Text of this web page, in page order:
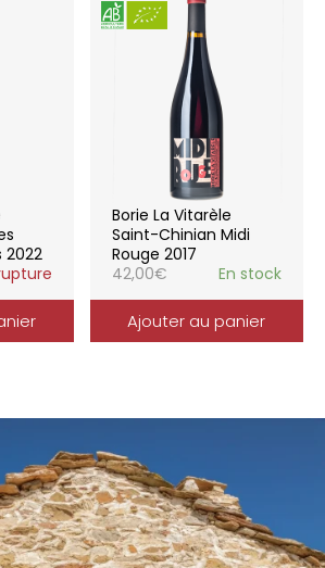
2022
Borie La Vitarèle
Saint-Chinian Midi
Rouge 2017
42,00€ En stock
Ajouter au panier